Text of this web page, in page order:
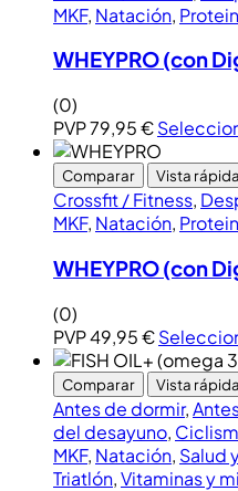
MKF, Natación,
WHEYPRO (con
(0)
PVP79,95€
Comparar Vista rápida
Crossfit / Fitness,
MKF, Natación,
WHEYPRO (con
(0)
PVP49,95€
Comparar Vista rápida
Antes de dormir,
del desayuno,
MKF, Natación, Salud
Triatlón,Vitaminas y